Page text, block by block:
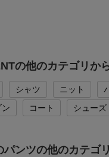
の他のカテゴリか
シャツ ニット
コート シューズ
パンツの他のカテゴ